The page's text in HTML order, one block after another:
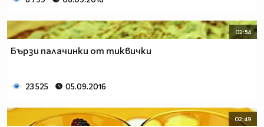
02:54
Бързи палачинки от тиквички
23 525 05.09.2016
02:49